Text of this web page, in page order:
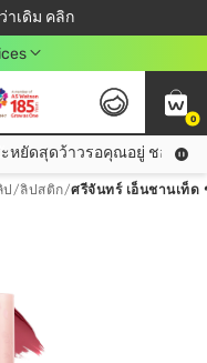
าเดิม คลิก
มจุก ๆ 10%! 🎉
499฿
ยังไง?
0
มีบัตรสมาชิกวัตสัน คลับรึยัง? สิทธิประหยัดสุดว้าวรอคุณอยู่ ชอปคุ้มกว่าเดิม คลิก!หยัดสุดว้าวรอคุณอยู่ ชอปคุ้มก
/ลิปสติก/ศรีจันทร์ เอ็นชานเท็